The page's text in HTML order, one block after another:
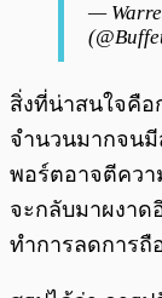
—
สิ่งที่น่าสนใจคือ
จำนวนมากจนมี
พอร์ตอาจตีควา
จะกลับมาผงา
ทำการลดการถื